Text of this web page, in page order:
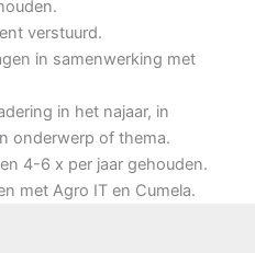
verstuurd.
in samenwerking met
in het najaar, in
onderwerp of thema.
4-6 x per jaar gehouden.
met Agro IT en Cumela.